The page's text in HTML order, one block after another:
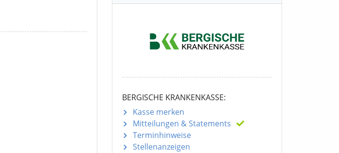
BERGISCHE KRANKENKASSE:
Kasse merken
Mitteilungen & Statements
Terminhinweise
Stellenanzeigen